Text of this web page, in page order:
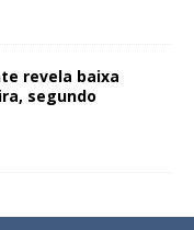
revela baixa
segundo